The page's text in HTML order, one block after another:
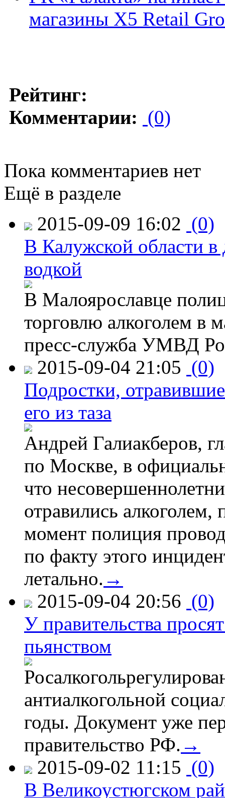
магазины X5 Retail
Рейтинг:
Комментарии: (0)
Пока комментариев нет
Ещё в разделе
2015-09-09 16:02 (0)
В Калужской области в
водкой
В Малоярославце
торговлю алкоголем в
пресс-служба УМВД
2015-09-04 21:05 (0)
Подростки,
его из таза
Андрей Галиакберов,
по Москве, в
что
отравились
момент полиция
по факту этого
летально. →
2015-09-04 20:56 (0)
У правительства
пьянством
антиалкогольной
годы. Документ уже
правительство РФ. →
2015-09-02 11:15 (0)
В Великоустюгском